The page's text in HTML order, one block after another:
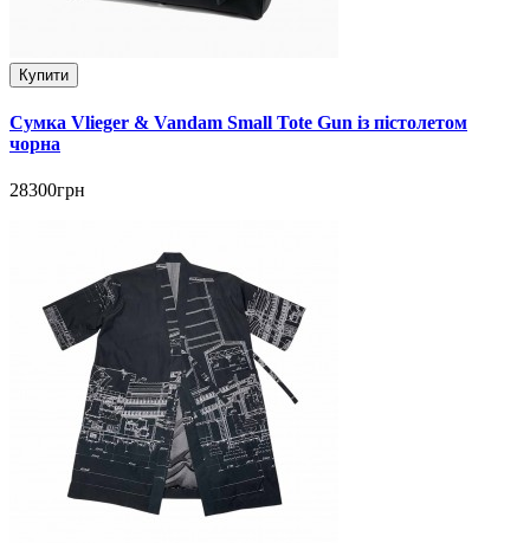
Купити
Сумка Vlieger & Vandam Small Tote Gun із пістолетом
чорна
28300грн